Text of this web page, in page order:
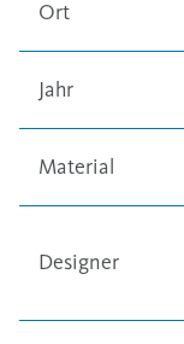
Ort
Jahr
Material
Designer